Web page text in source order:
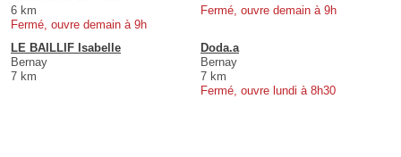
6 km
Fermé, ouvre demain à 9h
Fermé, ouvre demain à 9h
LE BAILLIF Isabelle
Bernay
7 km
Doda.a
Bernay
7 km
Fermé, ouvre lundi à 8h30